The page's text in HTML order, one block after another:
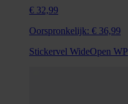
€ 32,99
Oorspronkelijk: € 36,99
Stickervel WideOpen WP